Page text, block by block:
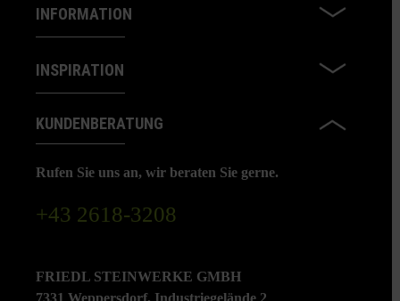
INFORMATION
INSPIRATION
KUNDENBERATUNG
Rufen Sie uns an, wir beraten Sie gerne.
+43 2618-3208
FRIEDL STEINWERKE GMBH
7331 Weppersdorf, Industriegelände 2